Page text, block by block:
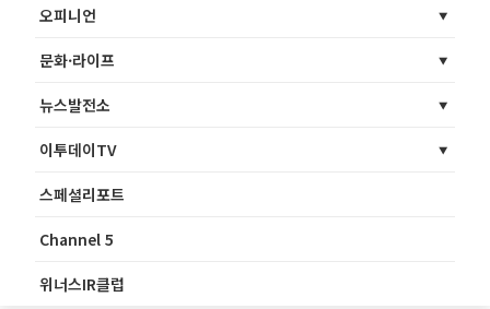
오피니언
문화·라이프
뉴스발전소
이투데이TV
스페셜리포트
Channel 5
위너스IR클럽